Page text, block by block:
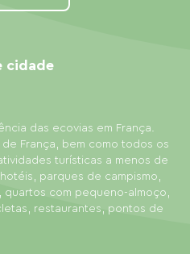
das ecovias em França.
França, bem como todos os
turísticas a menos de
parques de campismo,
quartos com pequeno-almoço,
restaurantes, pontos de
cidade